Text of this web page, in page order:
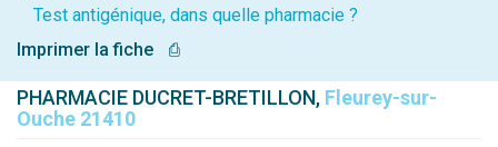
Test antigénique, dans quelle pharmacie ?
Imprimer la fiche
⎙
PHARMACIE DUCRET-BRETILLON, Fleurey-sur-
Ouche 21410